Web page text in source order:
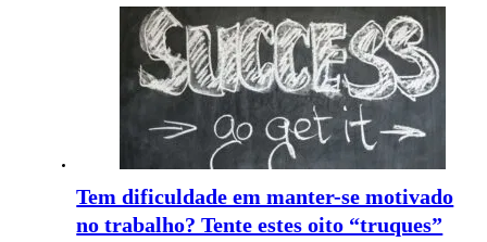
Tem dificuldade em manter-se motivado
no trabalho? Tente estes oito “truques”